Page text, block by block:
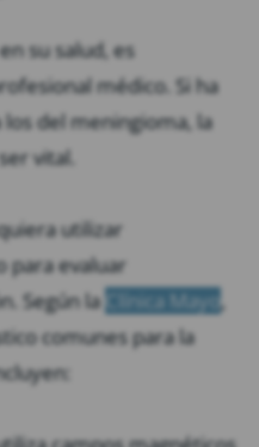
su salud, es
médico. Si ha
del meningioma, la
vital.
utilizar
para evaluar
Según la
Clínica Mayo ,
comunes para la